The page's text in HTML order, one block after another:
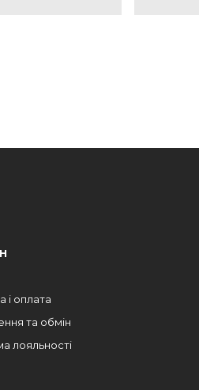
і оплата
та обмін
лояльності